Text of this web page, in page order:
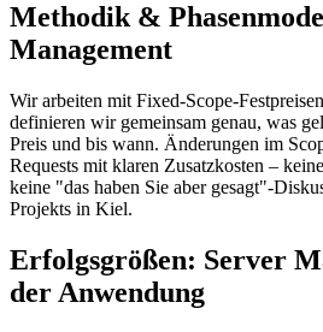
Methodik &
Management
Wir arbeiten mit Fixed-Scope-
definieren wir gemeinsam genau, was
Preis und bis wann. Änderungen im
Requests mit klaren Zusatzkosten –
keine "das haben Sie aber gesagt"-
Projekts in Kiel.
Erfolgsgrößen: Server
der Anwendung